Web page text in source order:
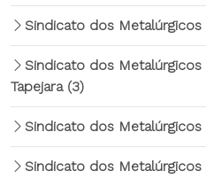
Sindicato dos
Sindicato dos
Tapejara (3)
Sindicato dos
Sindicato dos